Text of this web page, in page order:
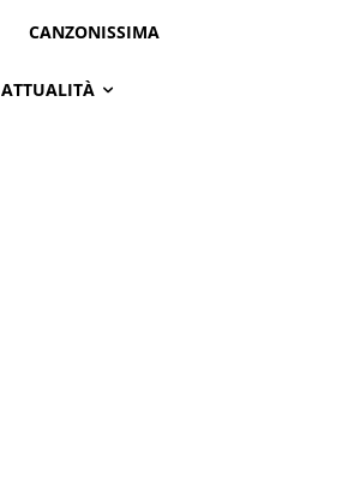
CANZONISSIMA
ATTUALITÀ